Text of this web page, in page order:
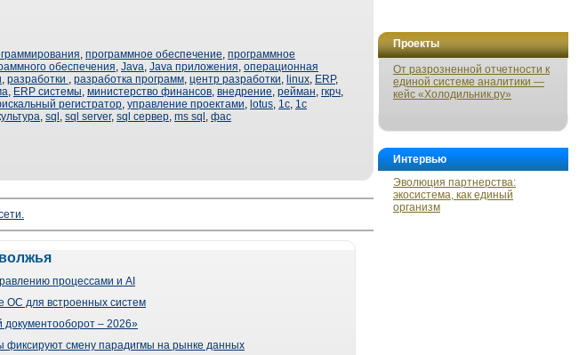
Проекты
От разрозненной отчетности к
единой системе аналитики —
кейс «Холодильник.ру»
Интервью
Эволюция партнерства:
экосистема, как единый
организм
, программное обеспечение, программное
обеспечения, Java, Java приложения, операционная
, разработки , разработка программ, центр разработки, linux, ERP,
, ERP системы, министерство финансов, внедрение, рейман, гкрч,
регистратор, управление проектами, lotus, 1с, 1с
, sql , sql server, sql сервер, ms sql , фас
процессами и AI
ОС для встроенных систем
– 2026»
фиксируют смену парадигмы на рынке данных